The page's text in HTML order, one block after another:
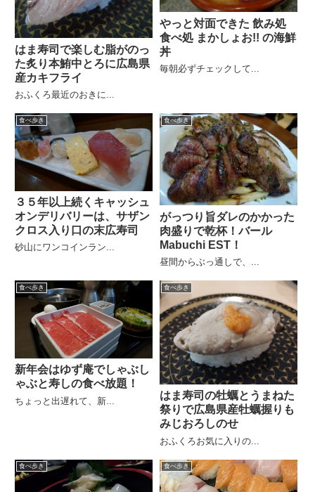
はま寿司で楽しむ脂がのっ
た炙り本鮪中とろに広島県
産カキフライ
おふくろ最近のおきに...
やっと対面できた 飲み処
食べ処 まかしょお!! の海鮮
丼
毎朝必ずチェックして...
食べ歩き
３５年以上続くキャッシュ
オンデリバリーは、サザン
クロス入り口の末広寿司
砂山にワンコインラン...
食べ歩き
がっつり旨ダレのかかった
肉盛りで乾杯！バール
Mabuchi EST！
昼間からぶっ通しで、...
食べ歩き
新年会はゆず庵でしゃぶし
ゃぶと寿しの食べ放題！
ちょっと出遅れて、新...
食べ歩き
はま寿司の牡蠣とうまねた
祭りで広島県産牡蠣握りも
みじおろしのせ
おふくろお気に入りの...
食べ歩き 食べ歩き